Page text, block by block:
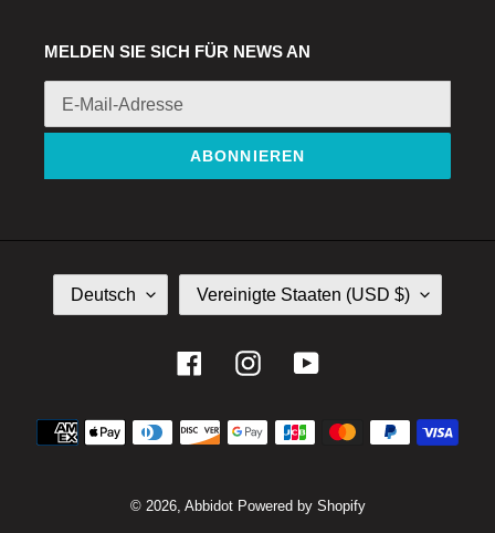
MELDEN SIE SICH FÜR NEWS AN
ABONNIEREN
E
Deutsch
D
/
E
G
N
Vereinigte Staaten (USD $)
FacebookInstagramYouTube
Zahlungsmethoden
© 2026, Abbidot Powered by Shopify